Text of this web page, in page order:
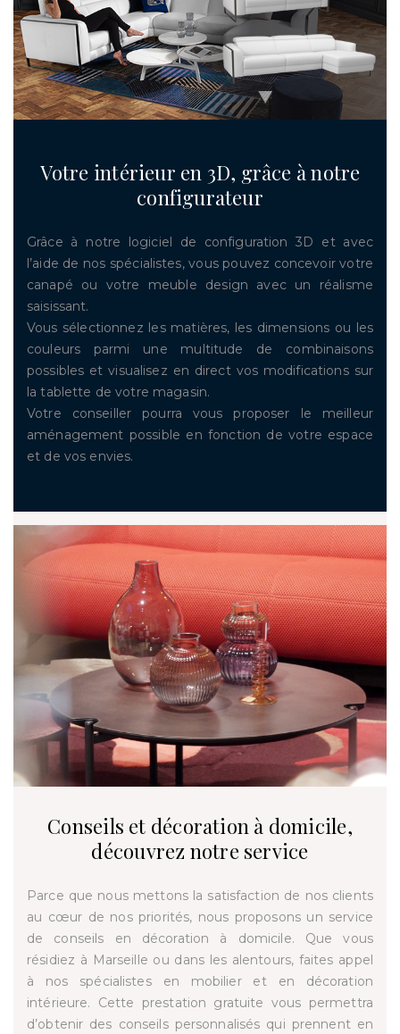
Votre intérieur en 3D, grâce à notre
configurateur
Grâce à notre logiciel de configuration 3D et avec
l’aide de nos spécialistes, vous pouvez concevoir votre
canapé ou votre meuble design avec un réalisme
saisissant.
Vous sélectionnez les matières, les dimensions ou les
couleurs parmi une multitude de combinaisons
possibles et visualisez en direct vos modifications sur
la tablette de votre magasin.
Votre conseiller pourra vous proposer le meilleur
aménagement possible en fonction de votre espace
et de vos envies.
Conseils et décoration à domicile,
découvrez notre service
Parce que nous mettons la satisfaction de nos clients
au cœur de nos priorités, nous proposons un service
de conseils en décoration à domicile. Que vous
résidiez à Marseille ou dans les alentours, faites appel
à nos spécialistes en mobilier et en décoration
intérieure. Cette prestation gratuite vous permettra
d’obtenir des conseils personnalisés qui prennent en